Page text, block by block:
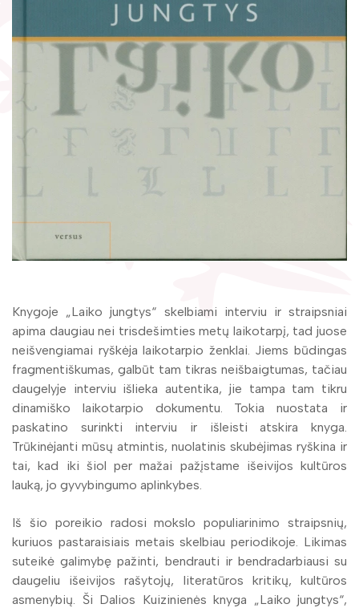
Gaunami periodiniai leidiniai
Tarpbibliotekinis abonementas
Knygomatai
Literatų klubas „Polėkis“
Interaktyvi kelionė
Gabrielės Petkevičaitės-Bitės literatūrinė
Knygoje „Laiko jungtys“ skelbiami interviu ir straipsniai
apima daugiau nei trisdešimties metų laikotarpį, tad juose
neišvengiamai ryškėja laikotarpio ženklai. Jiems būdingas
fragmentiškumas, galbūt tam tikras neišbaigtumas, tačiau
daugelyje interviu išlieka autentika, jie tampa tam tikru
dinamiško laikotarpio dokumentu. Tokia nuostata ir
paskatino surinkti interviu ir išleisti atskira knyga.
Trūkinėjanti mūsų atmintis, nuolatinis skubėjimas ryškina ir
tai, kad iki šiol per mažai pažįstame išeivijos kultūros
lauką, jo gyvybingumo aplinkybes.
Iš šio poreikio radosi mokslo populiarinimo straipsnių,
kuriuos pastaraisiais metais skelbiau periodikoje. Likimas
suteikė galimybę pažinti, bendrauti ir bendradarbiausi su
daugeliu išeivijos rašytojų, literatūros kritikų, kultūros
asmenybių. Ši Dalios Kuizinienės knyga „Laiko jungtys“,